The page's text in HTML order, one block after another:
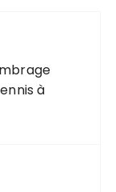
à